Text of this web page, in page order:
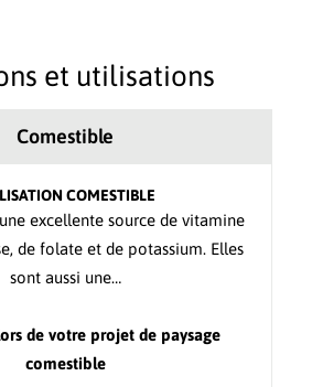
et utilisations
Comestible
COMESTIBLE
excellente source de vitamine
de folate et de potassium. Elles
sont aussi une…
de votre projet de paysage
comestible